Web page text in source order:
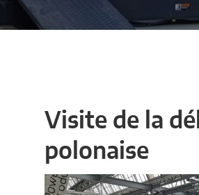
Visite de la
polonaise